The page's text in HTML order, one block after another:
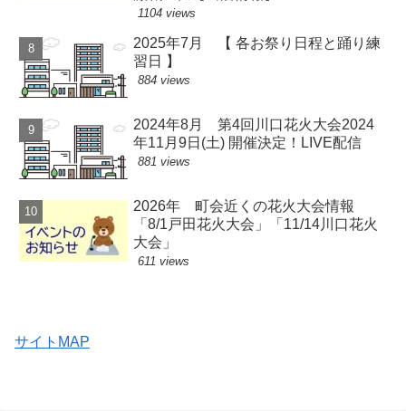
1104 views
2025年7月 【 各お祭り日程と踊り練
習日 】
884 views
2024年8月 第4回川口花火大会2024
年11月9日(土) 開催決定！LIVE配信
881 views
2026年 町会近くの花火大会情報
「8/1戸田花火大会」「11/14川口花火
大会」
611 views
サイトMAP